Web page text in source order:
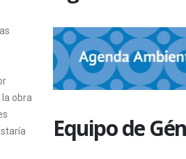
obra
Equipo de